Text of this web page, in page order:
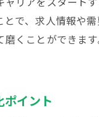
内定
長期
プログラ
で、求人情報や
くことができま
イント